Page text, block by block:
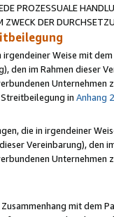
PROZESSUALE
ZWECK DER
Weise mit
den im Rahmen dieser
in Anhang 2
die in irgendeiner
Vereinbarung), den
mit dem